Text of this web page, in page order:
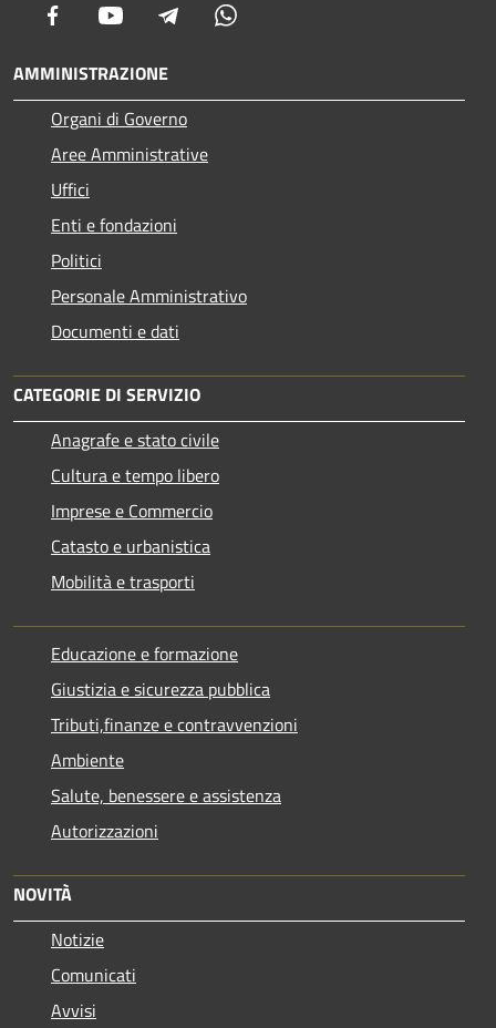
Facebook Youtube Telegram
AMMINISTRAZIONE
Organi di Governo
Aree Amministrative
Uffici
Enti e fondazioni
Politici
Personale Amministrativo
Documenti e dati
CATEGORIE DI SERVIZIO
Anagrafe e stato civile
Cultura e tempo libero
Imprese e Commercio
Catasto e urbanistica
Mobilità e trasporti
Educazione e formazione
Giustizia e sicurezza pubblica
Tributi,finanze e contravvenzioni
Ambiente
Salute, benessere e assistenza
Autorizzazioni
NOVITÀ
Notizie
Comunicati
Avvisi